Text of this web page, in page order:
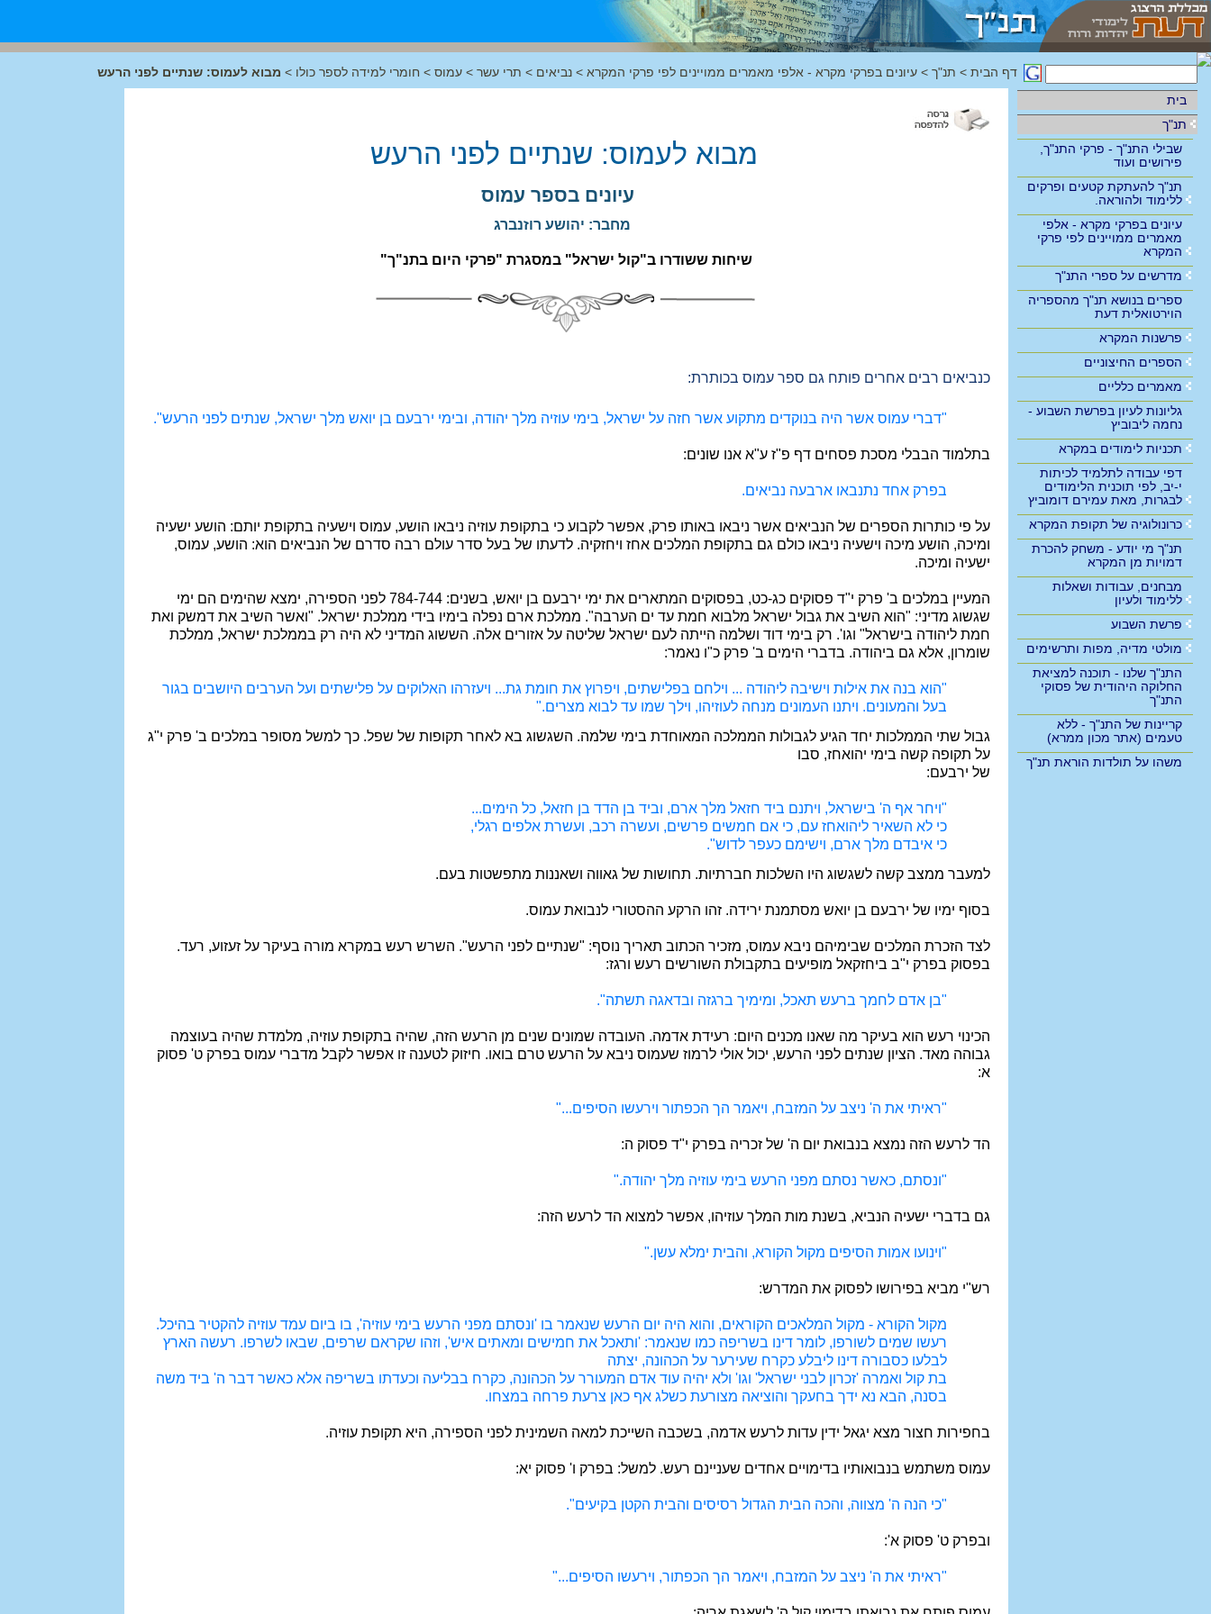
בית
תנ"ך
שבילי התנ"ך - פרקי התנ"ך,
פירושים ועוד
תנ"ך להעתקת קטעים ופרקים
ללימוד ולהוראה.
עיונים בפרקי מקרא - אלפי
מאמרים ממויינים לפי פרקי
המקרא
מדרשים על ספרי התנ"ך
ספרים בנושא תנ"ך מהספריה
הוירטואלית דעת
פרשנות המקרא
הספרים החיצוניים
מאמרים כלליים
גליונות לעיון בפרשת השבוע -
נחמה ליבוביץ
תכניות לימודים במקרא
דפי עבודה לתלמיד לכיתות
י-יב, לפי תוכנית הלימודים
לבגרות, מאת עמירם דומוביץ
כרונולוגיה של תקופת המקרא
תנ"ך מי יודע - משחק להכרת
דמויות מן המקרא
מבחנים, עבודות ושאלות
ללימוד ולעיון
פרשת השבוע
מולטי מדיה, מפות ותרשימים
התנ"ך שלנו - תוכנה למציאת
החלוקה היהודית של פסוקי
התנ"ך
קריינות של התנ"ך - ללא
טעמים (אתר מכון ממרא)
משהו על תולדות הוראת תנ"ך
דף הבית > תנ"ך > עיונים בפרקי מקרא - אלפי מאמרים ממויינים לפי פרקי המקרא > נביאים > תרי עשר > עמוס > חומרי למידה לספר כולו > מבוא לעמוס: שנתיים לפני הרעש
מבוא לעמוס: שנתיים לפני הרעש
עיונים בספר עמוס
מחבר: יהושע רוזנברג
שיחות ששודרו ב"קול ישראל" במסגרת "פרקי היום בתנ"ך"
כנביאים רבים אחרים פותח גם ספר עמוס בכותרת:
"דברי עמוס אשר היה בנוקדים מתקוע אשר חזה על ישראל, בימי עוזיה מלך יהודה, ובימי ירבעם בן יואש מלך ישראל, שנתים לפני הרעש".
בתלמוד הבבלי מסכת פסחים דף פ"ז ע"א אנו שונים:
בפרק אחד נתנבאו ארבעה נביאים.
על פי כותרות הספרים של הנביאים אשר ניבאו באותו פרק, אפשר לקבוע כי בתקופת עוזיה ניבאו הושע, עמוס וישעיה בתקופת יותם: הושע ישעיה
ומיכה, הושע מיכה וישעיה ניבאו כולם גם בתקופת המלכים אחז ויחזקיה. לדעתו של בעל סדר עולם רבה סדרם של הנביאים הוא: הושע, עמוס,
ישעיה ומיכה.
המעיין במלכים ב' פרק י"ד פסוקים כג-כט, בפסוקים המתארים את ימי ירבעם בן יואש, בשנים: 784-744 לפני הספירה, ימצא שהימים הם ימי
שגשוג מדיני: "הוא השיב את גבול ישראל מלבוא חמת עד ים הערבה". ממלכת ארם נפלה בימיו בידי ממלכת ישראל. "ואשר השיב את דמשק ואת
חמת ליהודה בישראל" וגו'. רק בימי דוד ושלמה הייתה לעם ישראל שליטה על אזורים אלה. הששוג המדיני לא היה רק בממלכת ישראל, ממלכת
שומרון, אלא גם ביהודה. בדברי הימים ב' פרק כ"ו נאמר:
"הוא בנה את אילות וישיבה ליהודה ... וילחם בפלישתים, ויפרוץ את חומת גת... ויעזרהו האלוקים על פלישתים ועל הערבים היושבים בגור
בעל והמעונים. ויתנו העמונים מנחה לעוזיהו, וילך שמו עד לבוא מצרים."
גבול שתי הממלכות יחד הגיע לגבולות הממלכה המאוחדת בימי שלמה. השגשוג בא לאחר תקופות של שפל. כך למשל מסופר במלכים ב' פרק י"ג
על תקופה קשה בימי יהואחז, סבו
של ירבעם:
"ויחר אף ה' בישראל, ויתנם ביד חזאל מלך ארם, וביד בן הדד בן חזאל, כל הימים...
כי לא השאיר ליהואחז עם, כי אם חמשים פרשים, ועשרה רכב, ועשרת אלפים רגלי,
כי איבדם מלך ארם, וישימם כעפר לדוש".
למעבר ממצב קשה לשגשוג היו השלכות חברתיות. תחושות של גאווה ושאננות מתפשטות בעם.
בסוף ימיו של ירבעם בן יואש מסתמנת ירידה. זהו הרקע ההסטורי לנבואת עמוס.
לצד הזכרת המלכים שבימיהם ניבא עמוס, מזכיר הכתוב תאריך נוסף: "שנתיים לפני הרעש". השרש רעש במקרא מורה בעיקר על זעזוע, רעד.
בפסוק בפרק י"ב ביחזקאל מופיעים בתקבולת השורשים רעש ורגז:
"בן אדם לחמך ברעש תאכל, ומימיך ברגזה ובדאגה תשתה".
הכינוי רעש הוא בעיקר מה שאנו מכנים היום: רעידת אדמה. העובדה שמונים שנים מן הרעש הזה, שהיה בתקופת עוזיה, מלמדת שהיה בעוצמה
גבוהה מאד. הציון שנתים לפני הרעש, יכול אולי לרמוז שעמוס ניבא על הרעש טרם בואו. חיזוק לטענה זו אפשר לקבל מדברי עמוס בפרק ט' פסוק
א:
"ראיתי את ה' ניצב על המזבח, ויאמר הך הכפתור וירעשו הסיפים..."
הד לרעש הזה נמצא בנבואת יום ה' של זכריה בפרק י"ד פסוק ה:
"ונסתם, כאשר נסתם מפני הרעש בימי עוזיה מלך יהודה."
גם בדברי ישעיה הנביא, בשנת מות המלך עוזיהו, אפשר למצוא הד לרעש הזה:
"וינועו אמות הסיפים מקול הקורא, והבית ימלא עשן."
רש"י מביא בפירושו לפסוק את המדרש:
מקול הקורא - מקול המלאכים הקוראים, והוא היה יום הרעש שנאמר בו 'ונסתם מפני הרעש בימי עוזיה', בו ביום עמד עוזיה להקטיר בהיכל.
רעשו שמים לשורפו, לומר דינו בשריפה כמו שנאמר: 'ותאכל את חמישים ומאתים איש', וזהו שקראם שרפים, שבאו לשרפו. רעשה הארץ
לבלעו כסבורה דינו ליבלע כקרח שעירער על הכהונה, יצתה
בת קול ואמרה 'זכרון לבני ישראל' וגו' ולא יהיה עוד אדם המעורר על הכהונה, כקרח בבליעה וכעדתו בשריפה אלא כאשר דבר ה' ביד משה
בסנה, הבא נא ידך בחעקך והוציאה מצורעת כשלג אף כאן צרעת פרחה במצחו.
בחפירות חצור מצא יגאל ידין עדות לרעש אדמה, בשכבה השייכת למאה השמינית לפני הספירה, היא תקופת עוזיה.
עמוס משתמש בנבואותיו בדימויים אחדים שעניינם רעש. למשל: בפרק ו' פסוק יא:
"כי הנה ה' מצווה, והכה הבית הגדול רסיסים והבית הקטן בקיעים".
ובפרק ט' פסוק א':
"ראיתי את ה' ניצב על המזבח, ויאמר הך הכפתור, וירעשו הסיפים..."